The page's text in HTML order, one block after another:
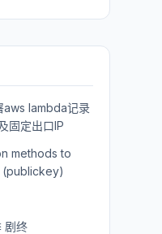
lambda记录
固定出口IP
methods to
(publickey)
剧终